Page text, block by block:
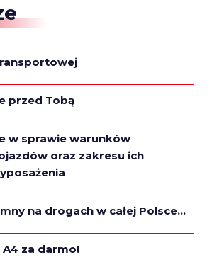
przed Tobą
w sprawie warunków
oraz zakresu ich
na drogach w całej Polsce…
za darmo!